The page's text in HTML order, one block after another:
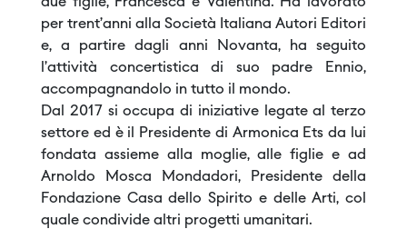
per trent’anni alla Società Italiana Autori Editori
e, a partire dagli anni Novanta, ha seguito
l’attività concertistica di suo padre Ennio,
accompagnandolo in tutto il mondo.
Dal 2017 si occupa di iniziative legate al terzo
settore ed è il Presidente di Armonica Ets da lui
fondata assieme alla moglie, alle figlie e ad
Arnoldo Mosca Mondadori, Presidente della
Fondazione Casa dello Spirito e delle Arti, col
quale condivide altri progetti umanitari.